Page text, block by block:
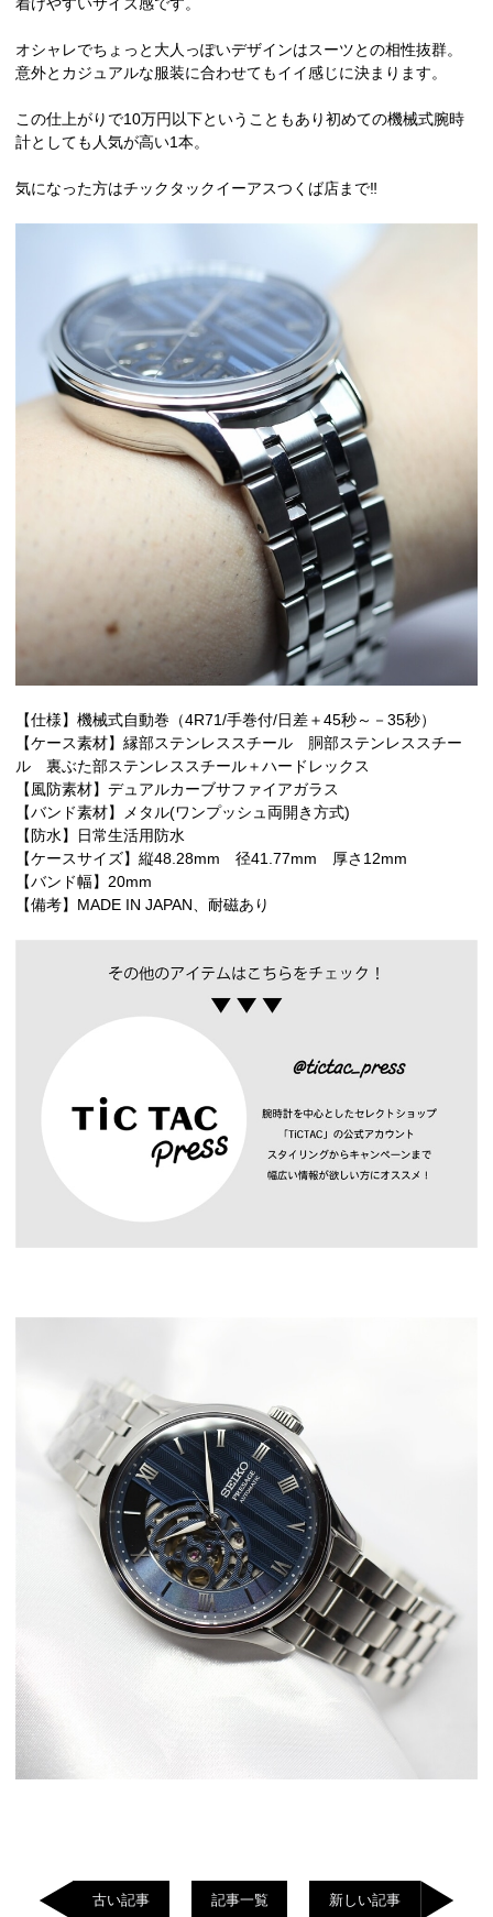
オシャレでちょっと大人っぽいデザインはスーツとの相性抜群。
意外とカジュアルな服装に合わせてもイイ感じに決まります。
この仕上がりで10万円以下ということもあり初めての機械式腕時
計としても人気が高い1本。
気になった方はチックタックイーアスつくば店まで‼
【仕様】機械式自動巻（4R71/手巻付/日差＋45秒～－35秒）
【ケース素材】縁部ステンレススチール 胴部ステンレススチー
ル 裏ぶた部ステンレススチール＋ハードレックス
【風防素材】デュアルカーブサファイアガラス
【バンド素材】メタル(ワンプッシュ両開き方式)
【防水】日常生活用防水
【ケースサイズ】縦48.28mm 径41.77mm 厚さ12mm
【バンド幅】20mm
【備考】MADE IN JAPAN、耐磁あり
古い記事 記事一覧 新しい記事